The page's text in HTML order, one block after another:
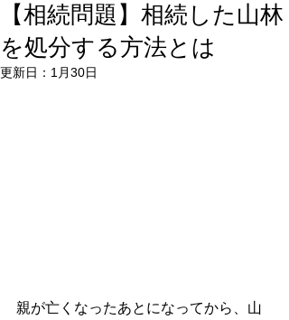
【相続問題】相続した山林
を処分する方法とは
更新日： 1月30日
親が亡くなったあとになってから、山